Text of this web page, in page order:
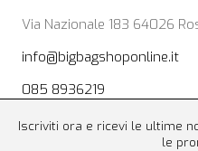
Via Nazionale 183 64026
info@bigbagshoponline.it
085 8936219
Iscriviti ora e ricevi le ultime
le